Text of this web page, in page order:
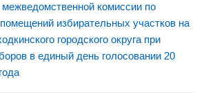
комиссии по
избирательных участков на
городского округа при
в единый день голосовании 20